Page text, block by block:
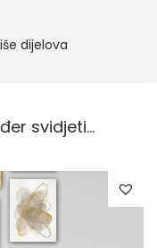
dijelova
svidjeti…